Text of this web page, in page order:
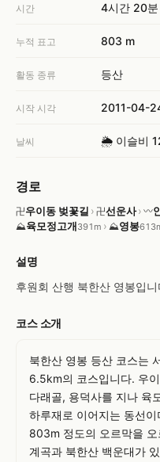
시간 4시간 20분
누적 표고 803 m
활동 종류 등산
시작 시각 2011-04-
날씨 🌦️ 이슬비
경로
卍우이동 벚꽃길 › 卍선운사› 〰
⛰육모정고개391m › ⛰영봉
설명
후원회 산행 북한산 영봉입니
코스 소개
북한산 영봉 등산 코스는
6.5km의 코스입니다. 우
다래골, 용덕사를 지나 육
하루재로 이어지는 동선
803m 정도의 오르막을
계곡과 북한산 백운대가